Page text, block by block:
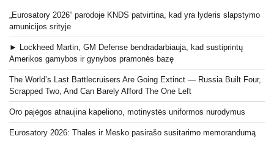
„Eurosatory 2026“ parodoje KNDS patvirtina, kad yra lyderis slapstymo
amunicijos srityje
► Lockheed Martin, GM Defense bendradarbiauja, kad sustiprintų
Amerikos gamybos ir gynybos pramonės bazę
The World’s Last Battlecruisers Are Going Extinct — Russia Built Four,
Scrapped Two, And Can Barely Afford The One Left
Oro pajėgos atnaujina kapeliono, motinystės uniformos nurodymus
Eurosatory 2026: Thales ir Mesko pasirašo susitarimo memorandumą